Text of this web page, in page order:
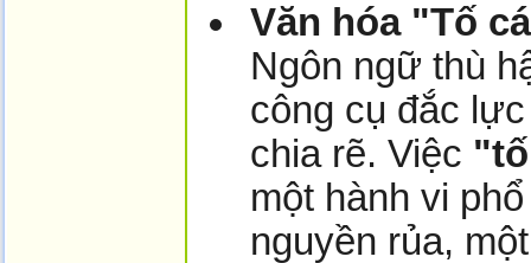
Văn hóa "Tố
Ngôn ngữ thù
công cụ đắc
chia rẽ. Việc
một hành vi
nguyền rủa,